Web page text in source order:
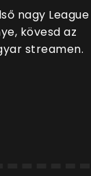
nagy
kövesd az
streamen.